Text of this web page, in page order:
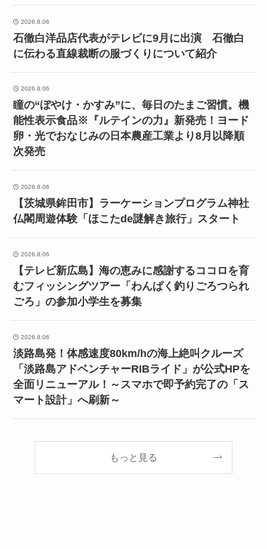
2026.8.06
石徹白洋品店代表がテレビに9月に出演 石徹白
に伝わる直線裁断の服づくりについて紹介
2026.8.06
瞳の“ぼやけ・かすみ”に、毎日のたまご習慣。機
能性表示食品※『ルテインの力』新発売！ヨード
卵・光でおなじみの日本農産工業より8月以降順
次発売
2026.8.06
【茨城県鉾田市】ラーケーションプログラム神社
仏閣周遊体験「ほこたde謎解き旅行」スタート
2026.8.06
【テレビ新広島】海の恵みに感謝するココロを育
むフィッシングツアー「わんぱく釣りごろつられ
ごろ」の参加小学生を募集
2026.8.06
淡路島発！体感速度80km/hの海上絶叫クルーズ
「淡路島アドベンチャーRIBライド」が公式HPを
全面リニューアル！～スマホで即予約完了の「ス
マート設計」へ刷新～
もっと見る